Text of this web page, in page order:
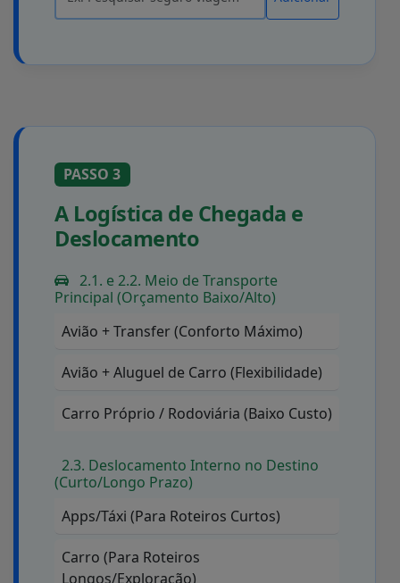
PASSO 3
A Logística de Chegada e
Deslocamento
2.1. e 2.2. Meio de Transporte
Principal (Orçamento Baixo/Alto)
Avião + Transfer (Conforto Máximo)
Avião + Aluguel de Carro (Flexibilidade)
Carro Próprio / Rodoviária (Baixo Custo)
2.3. Deslocamento Interno no Destino
(Curto/Longo Prazo)
Apps/Táxi (Para Roteiros Curtos)
Carro (Para Roteiros
Longos/Exploração)